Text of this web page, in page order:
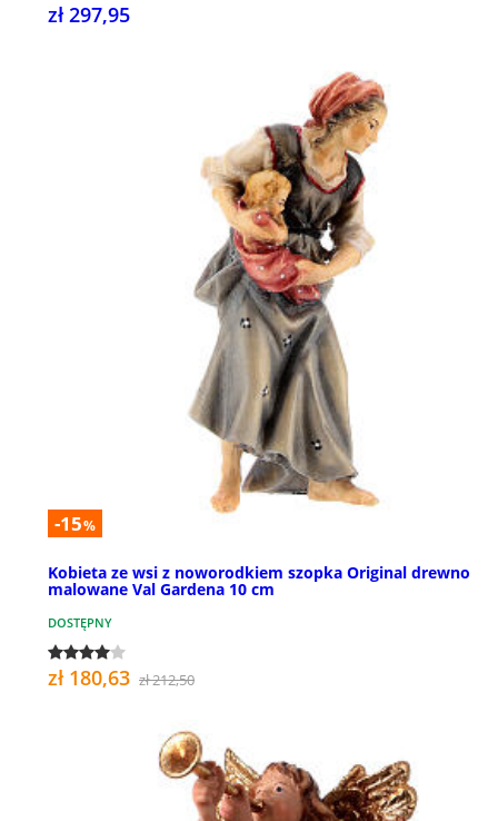
zł 297,95
-15%
Kobieta ze wsi z noworodkiem szopka Original drewno
malowane Val Gardena 10 cm
DOSTĘPNY
zł 180,63 zł 212,50